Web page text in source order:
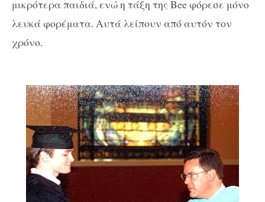
μικρότερα παιδιά, ενώ η τάξη της Bee φόρεσε μόνο
λευκά φορέματα. Αυτά λείπουν από αυτόν τον
χρόνο.